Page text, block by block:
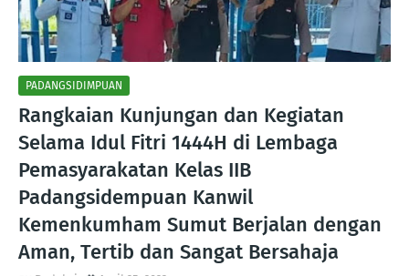
PADANGSIDIMPUAN
Rangkaian Kunjungan dan Kegiatan
Selama Idul Fitri 1444H di Lembaga
Pemasyarakatan Kelas IIB
Padangsidempuan Kanwil
Kemenkumham Sumut Berjalan dengan
Aman, Tertib dan Sangat Bersahaja